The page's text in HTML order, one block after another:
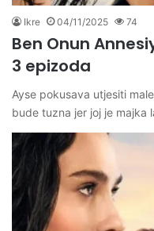
Ikre 04/11/2025 74
Ben Onun
3 epizoda
Ayse pokusava utjesiti
bude tuzna jer joj je majka